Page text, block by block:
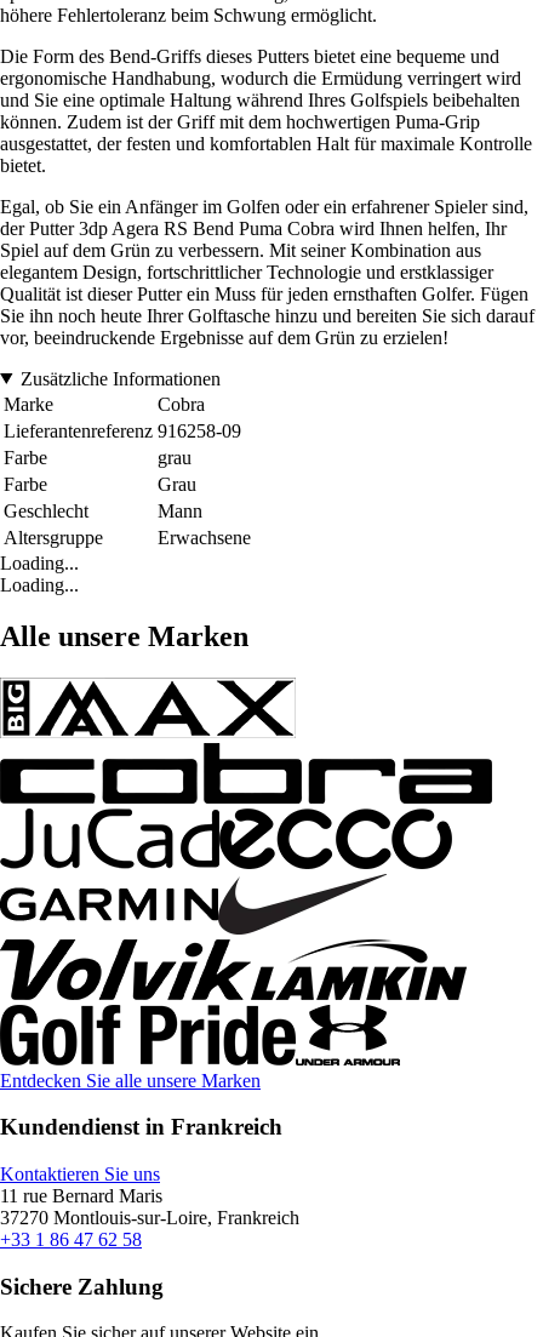
höhere Fehlertoleranz beim Schwung ermöglicht.
Die Form des Bend-Griffs dieses Putters bietet eine bequeme und
ergonomische Handhabung, wodurch die Ermüdung verringert wird
und Sie eine optimale Haltung während Ihres Golfspiels beibehalten
können. Zudem ist der Griff mit dem hochwertigen Puma-Grip
ausgestattet, der festen und komfortablen Halt für maximale Kontrolle
bietet.
Egal, ob Sie ein Anfänger im Golfen oder ein erfahrener Spieler sind,
der Putter 3dp Agera RS Bend Puma Cobra wird Ihnen helfen, Ihr
Spiel auf dem Grün zu verbessern. Mit seiner Kombination aus
elegantem Design, fortschrittlicher Technologie und erstklassiger
Qualität ist dieser Putter ein Muss für jeden ernsthaften Golfer. Fügen
Sie ihn noch heute Ihrer Golftasche hinzu und bereiten Sie sich darauf
vor, beeindruckende Ergebnisse auf dem Grün zu erzielen!
Zusätzliche Informationen
Marke
Cobra
Lieferantenreferenz 916258-09
Farbe
grau
Farbe
Grau
Geschlecht
Mann
Altersgruppe
Erwachsene
Loading...
Loading...
Alle unsere Marken
Entdecken Sie alle unsere Marken
Kundendienst in Frankreich
Kontaktieren Sie uns
11 rue Bernard Maris
37270 Montlouis-sur-Loire, Frankreich
+33 1 86 47 62 58
Sichere Zahlung